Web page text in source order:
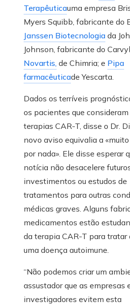
Terapêuticauma empresa
Myers Squibb, fabricante do
Janssen Biotecnologia da
Johnson, fabricante do
Novartis, de Chimria; e Pipa
farmacêuticade Yescarta.
Dados os terríveis
os pacientes que consideram
terapias CAR-T, disse o Dr.
novo aviso equivalia a
por nada». Ele disse esperar
notícia não desacelere
investimentos ou estudos de
tratamentos para outras
médicas graves. Alguns
medicamentos estão
da terapia CAR-T para tratar
uma doença autoimune.
“Não podemos criar um
assustador que as empresas
investigadores evitem esta